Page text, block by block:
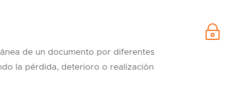
de un documento por diferentes
la pérdida, deterioro o realización
~